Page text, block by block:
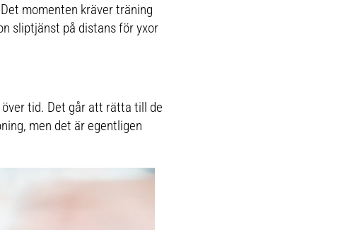
momenten kräver träning
sliptjänst på distans för yxor
tid. Det går att rätta till de
men det är egentligen